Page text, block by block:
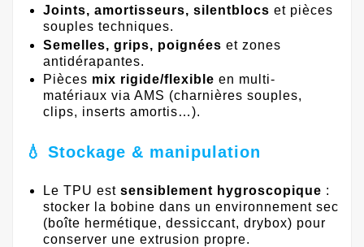
Joints, amortisseurs, silentblocs et pièces
souples techniques.
Semelles, grips, poignées et zones
antidérapantes.
Pièces mix rigide/flexible en multi-
matériaux via AMS (charnières souples,
clips, inserts amortis…).
💧 Stockage & manipulation
Le TPU est sensiblement hygroscopique :
stocker la bobine dans un environnement sec
(boîte hermétique, dessiccant, drybox) pour
conserver une extrusion propre.